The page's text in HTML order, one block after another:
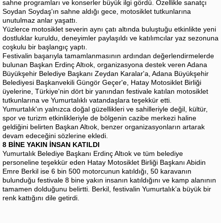
sahne programları ve konserler büyük ilgi gördü. Özellikle sanatçı
Soydan Soydaş'ın sahne aldığı gece, motosiklet tutkunlarına
unutulmaz anlar yaşattı.
Yüzlerce motosiklet severin aynı çatı altında buluştuğu etkinlikte yeni
dostluklar kuruldu, deneyimler paylaşıldı ve katılımcılar yaz sezonuna
coşkulu bir başlangıç yaptı.
Festivalin başarıyla tamamlanmasının ardından değerlendirmelerde
bulunan Başkan Erdinç Altıok, organizasyona destek veren Adana
Büyükşehir Belediye Başkanı Zeydan Karalar'a, Adana Büyükşehir
Belediyesi Başkanvekili Güngör Geçer'e, Hatay Motosiklet Birliği
üyelerine, Türkiye'nin dört bir yanından festivale katılan motosiklet
tutkunlarına ve Yumurtalıklı vatandaşlara teşekkür etti.
Yumurtalık'ın yalnızca doğal güzellikleri ve sahilleriyle değil, kültür,
spor ve turizm etkinlikleriyle de bölgenin cazibe merkezi haline
geldiğini belirten Başkan Altıok, benzer organizasyonların artarak
devam edeceğini sözlerine ekledi.
8 BİNE YAKIN İNSAN KATILDI
Yumurtalık Belediye Başkanı Erdinç Altıok ve tüm belediye
personeline teşekkür eden Hatay Motosiklet Birliği Başkanı Abidin
Emre Berkil ise 6 bin 500 motorcunun katıldığı, 50 karavanın
bulunduğu festivale 8 bine yakın insanın katıldığını ve kamp alanının
tamamen dolduğunu belirtti. Berkil, festivalin Yumurtalık’a büyük bir
renk kattığını dile getirdi.